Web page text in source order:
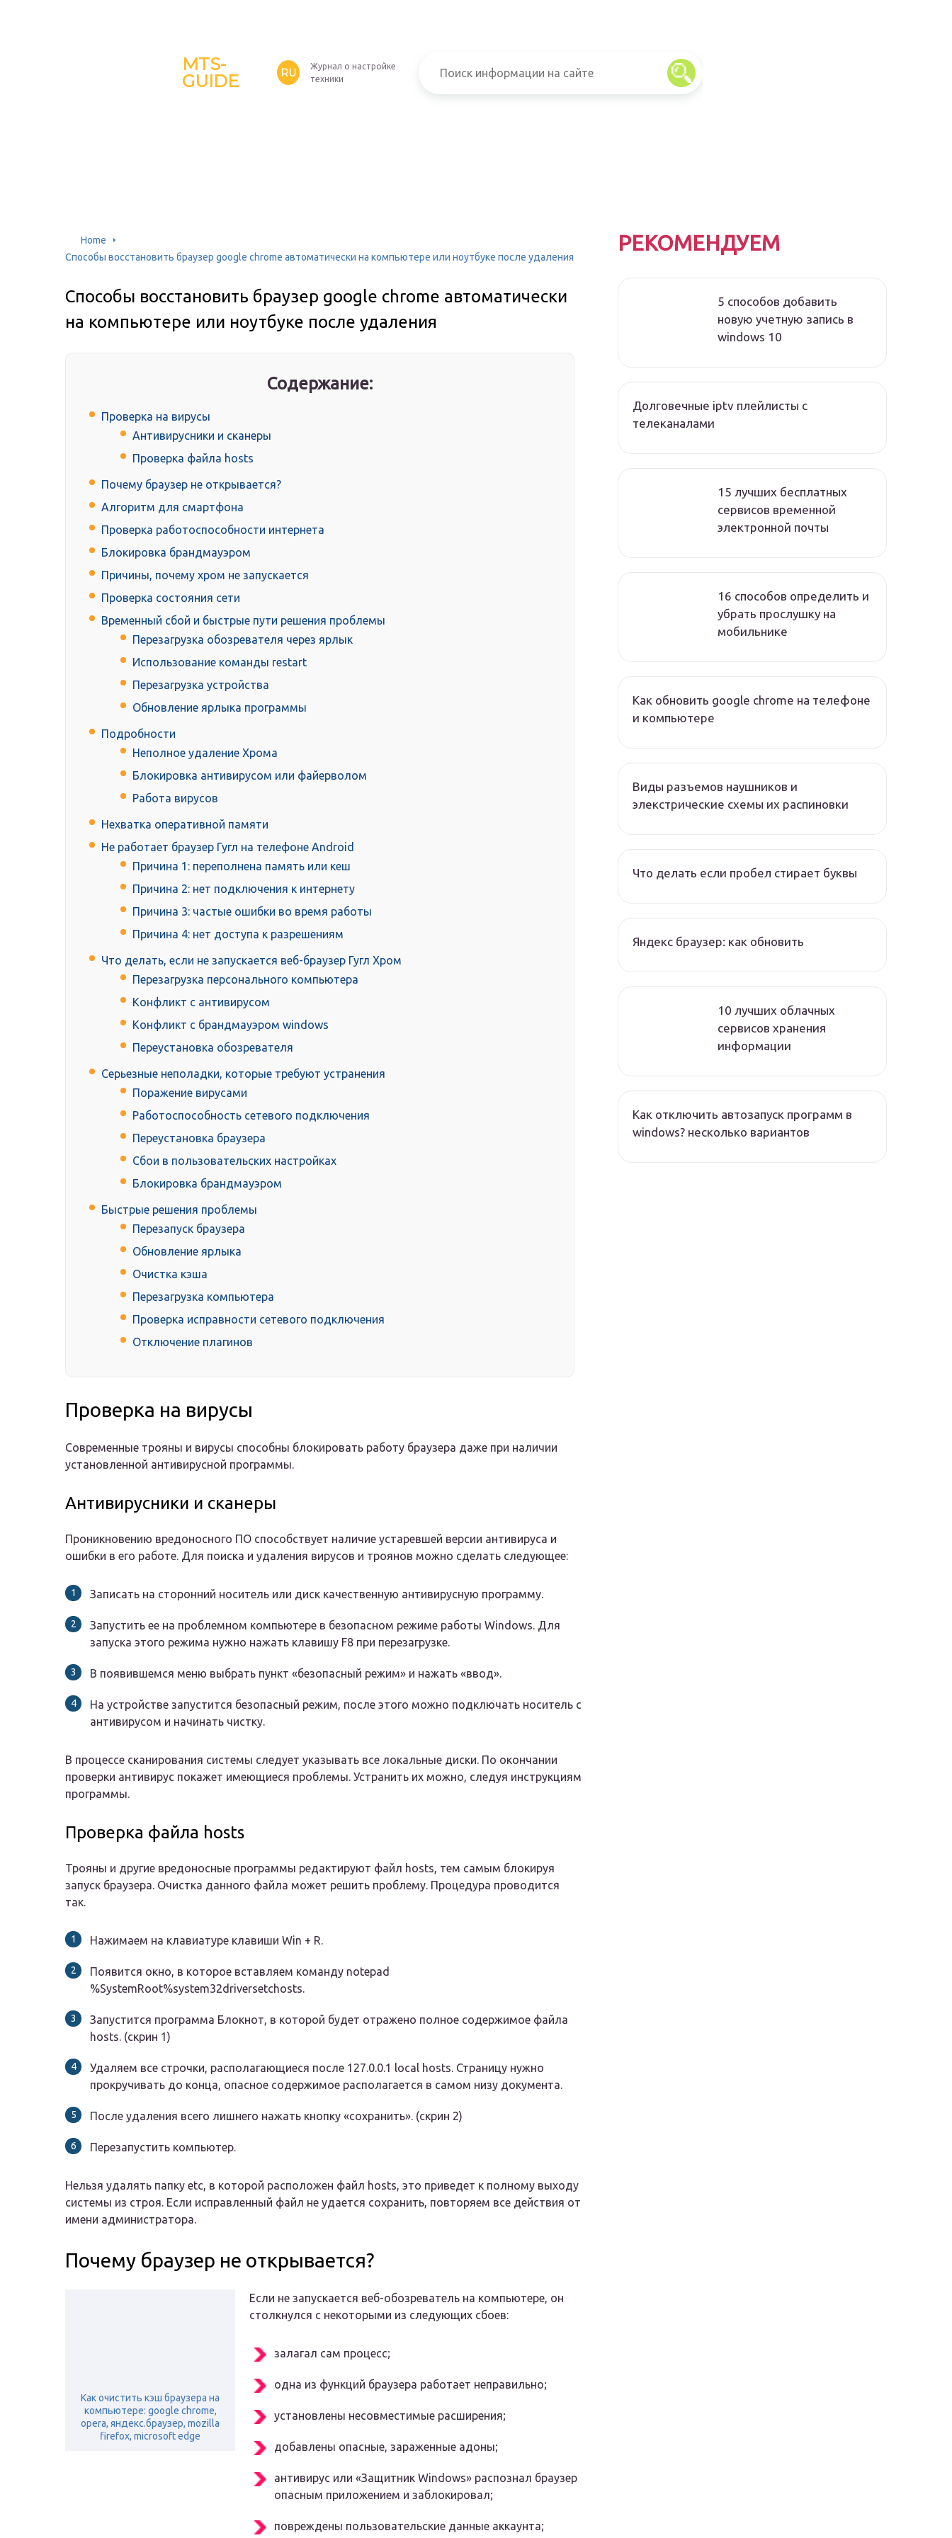
MTS-
GUIDE
RU
Журнал о настройке
техники
Home
Способы восстановить браузер google chrome автоматически на компьютере или ноутбуке после удаления
Способы восстановить браузер google chrome автоматически
на компьютере или ноутбуке после удаления
Содержание:
Проверка на вирусы
Антивирусники и сканеры
Проверка файла hosts
Почему браузер не открывается?
Алгоритм для смартфона
Проверка работоспособности интернета
Блокировка брандмауэром
Причины, почему хром не запускается
Проверка состояния сети
Временный сбой и быстрые пути решения проблемы
Перезагрузка обозревателя через ярлык
Использование команды restart
Перезагрузка устройства
Обновление ярлыка программы
Подробности
Неполное удаление Хрома
Блокировка антивирусом или файерволом
Работа вирусов
Нехватка оперативной памяти
Не работает браузер Гугл на телефоне Android
Причина 1: переполнена память или кеш
Причина 2: нет подключения к интернету
Причина 3: частые ошибки во время работы
Причина 4: нет доступа к разрешениям
Что делать, если не запускается веб-браузер Гугл Хром
Перезагрузка персонального компьютера
Конфликт с антивирусом
Конфликт с брандмауэром windows
Переустановка обозревателя
Серьезные неполадки, которые требуют устранения
Поражение вирусами
Работоспособность сетевого подключения
Переустановка браузера
Сбои в пользовательских настройках
Блокировка брандмауэром
Быстрые решения проблемы
Перезапуск браузера
Обновление ярлыка
Очистка кэша
Перезагрузка компьютера
Проверка исправности сетевого подключения
Отключение плагинов
Проверка на вирусы
Современные трояны и вирусы способны блокировать работу браузера даже при наличии
установленной антивирусной программы.
Антивирусники и сканеры
Проникновению вредоносного ПО способствует наличие устаревшей версии антивируса и
ошибки в его работе. Для поиска и удаления вирусов и троянов можно сделать следующее:
Записать на сторонний носитель или диск качественную антивирусную программу.
Запустить ее на проблемном компьютере в безопасном режиме работы Windows. Для
запуска этого режима нужно нажать клавишу F8 при перезагрузке.
В появившемся меню выбрать пункт «безопасный режим» и нажать «ввод».
На устройстве запустится безопасный режим, после этого можно подключать носитель с
антивирусом и начинать чистку.
В процессе сканирования системы следует указывать все локальные диски. По окончании
проверки антивирус покажет имеющиеся проблемы. Устранить их можно, следуя инструкциям
программы.
Проверка файла hosts
Трояны и другие вредоносные программы редактируют файл hosts, тем самым блокируя
запуск браузера. Очистка данного файла может решить проблему. Процедура проводится
так.
Нажимаем на клавиатуре клавиши Win + R.
Появится окно, в которое вставляем команду notepad
%SystemRoot%system32driversetchosts.
Запустится программа Блокнот, в которой будет отражено полное содержимое файла
hosts. (скрин 1)
Удаляем все строчки, располагающиеся после 127.0.0.1 local hosts. Страницу нужно
прокручивать до конца, опасное содержимое располагается в самом низу документа.
После удаления всего лишнего нажать кнопку «сохранить». (скрин 2)
Перезапустить компьютер.
Нельзя удалять папку etc, в которой расположен файл hosts, это приведет к полному выходу
системы из строя. Если исправленный файл не удается сохранить, повторяем все действия от
имени администратора.
Почему браузер не открывается?
Как очистить кэш браузера на
компьютере: google chrome,
opera, яндекс.браузер, mozilla
firefox, microsoft edge
Если не запускается веб-обозреватель на компьютере, он
столкнулся с некоторыми из следующих сбоев:
залагал сам процесс;
одна из функций браузера работает неправильно;
установлены несовместимые расширения;
добавлены опасные, зараженные адоны;
антивирус или «Защитник Windows» распознал браузер
опасным приложением и заблокировал;
повреждены пользовательские данные аккаунта;
РЕКОМЕНДУЕМ
5 способов добавить
новую учетную запись в
windows 10
Долговечные iptv плейлисты с
телеканалами
15 лучших бесплатных
сервисов временной
электронной почты
16 способов определить и
убрать прослушку на
мобильнике
Как обновить google chrome на телефоне
и компьютере
Виды разъемов наушников и
элекстрические схемы их распиновки
Что делать если пробел стирает буквы
Яндекс браузер: как обновить
10 лучших облачных
сервисов хранения
информации
Как отключить автозапуск программ в
windows? несколько вариантов